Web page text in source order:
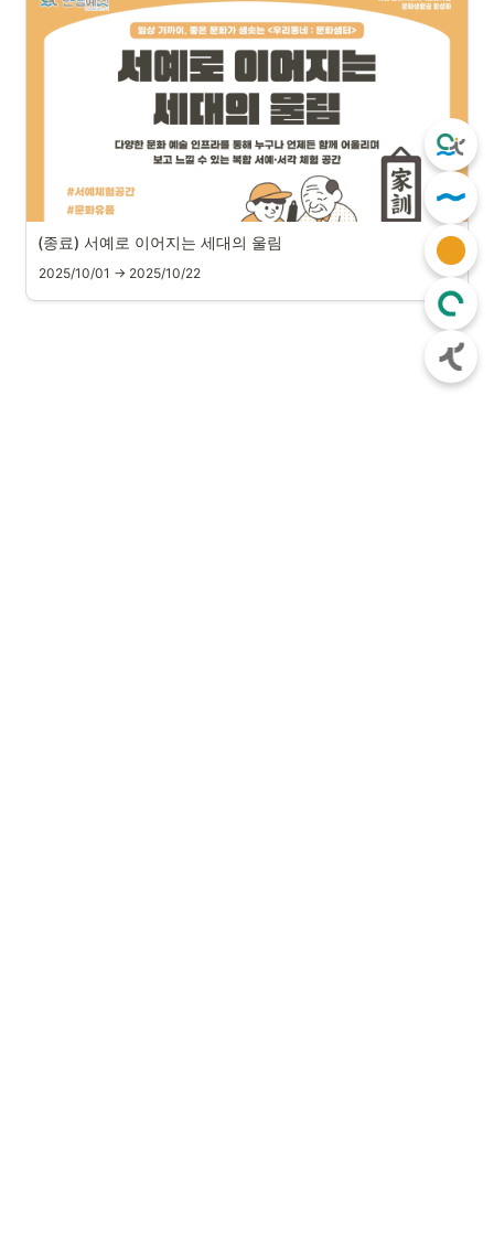
(종료) 서예로 이어지는 세대의 울림
2025/10/01 → 2025/10/22